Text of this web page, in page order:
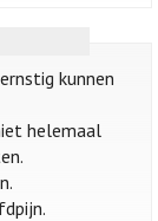
kunnen
helemaal